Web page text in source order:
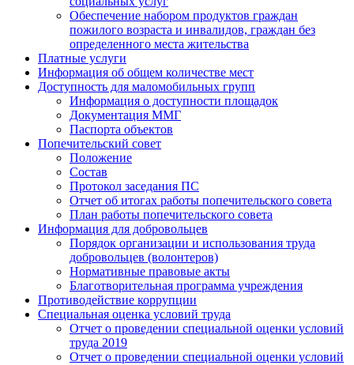
Обеспечение набором продуктов граждан
пожилого возраста и инвалидов, граждан без
определенного места жительства
Платные услуги
Информация об общем количестве мест
Доступность для маломобильных групп
Информация о доступности площадок
Документация ММГ
Паспорта объектов
Попечительский совет
Положение
Состав
Протокол заседания ПС
Отчет об итогах работы попечительского совета
План работы попечительского совета
Информация для добровольцев
Порядок организации и использования труда
добровольцев (волонтеров)
Нормативные правовые акты
Благотворительная программа учреждения
Противодействие коррупции
Специальная оценка условий труда
Отчет о проведении специальной оценки условий
труда 2019
Отчет о проведении специальной оценки условий